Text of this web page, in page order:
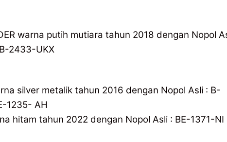
warna putih mutiara tahun 2018 dengan Nopol
2433-UKX
silver metalik tahun 2016 dengan Nopol Asli : B-
1235- AH
hitam tahun 2022 dengan Nopol Asli : BE-1371-NI